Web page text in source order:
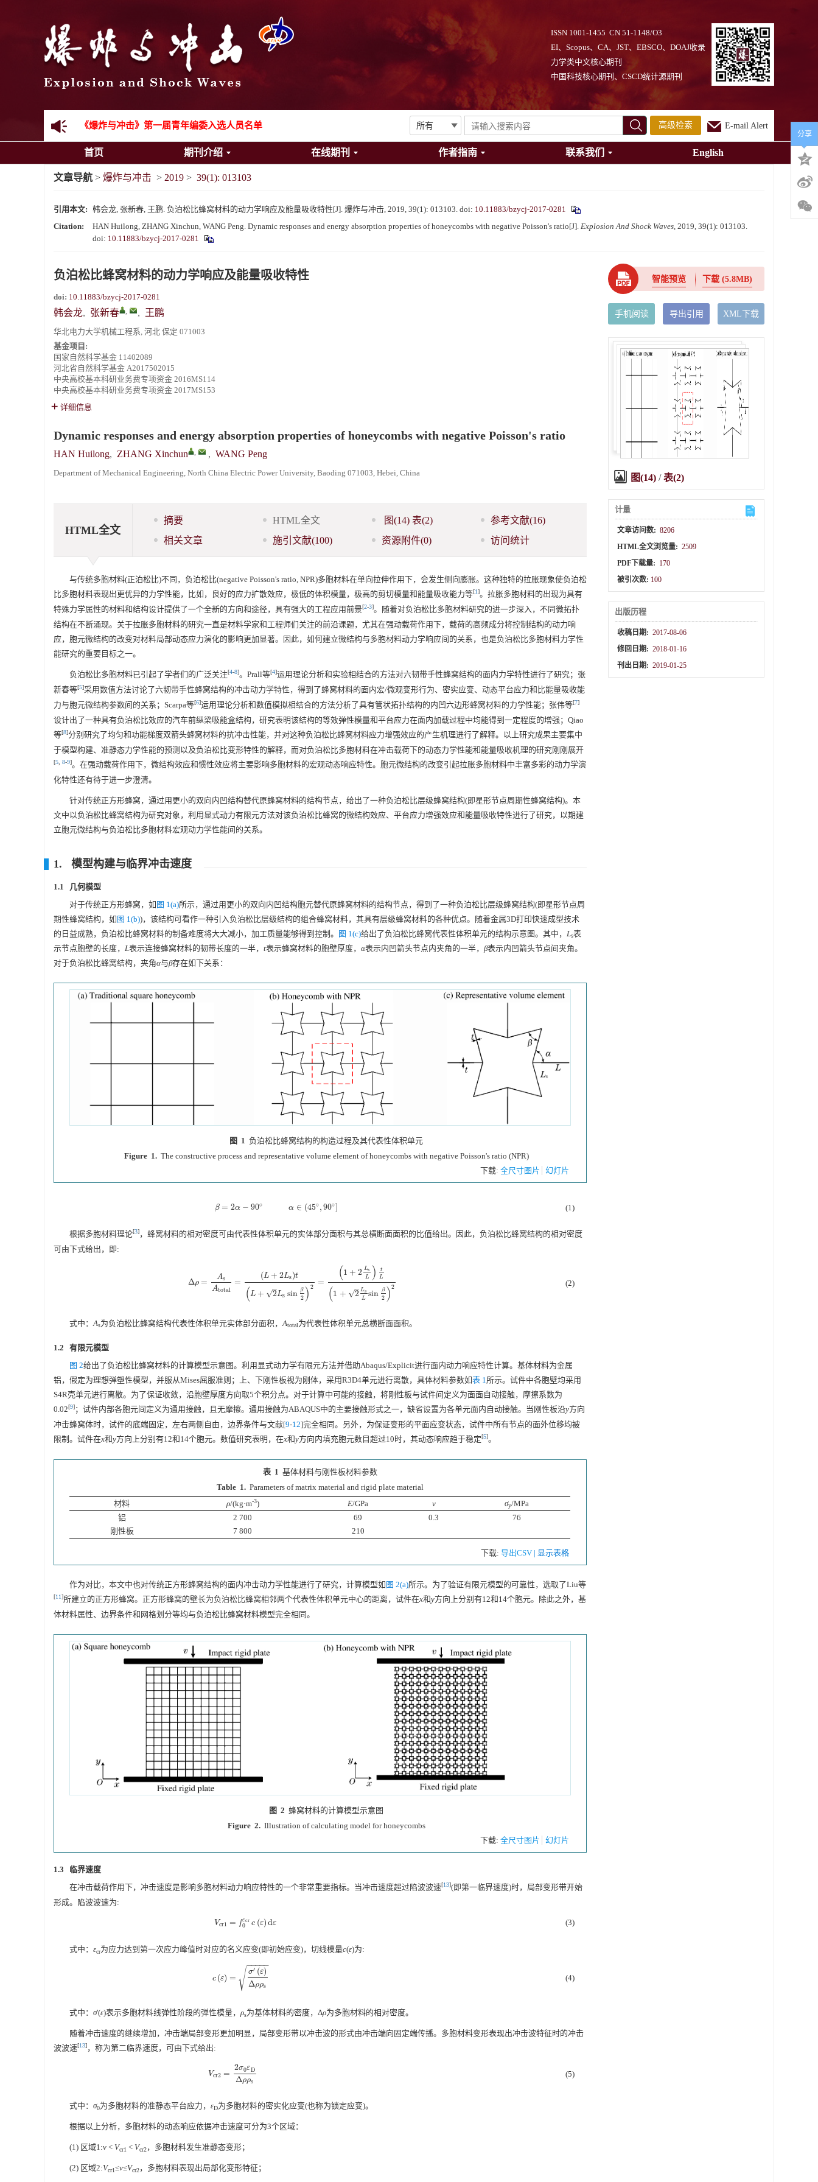
ISSN 1001-1455 CN 51-1148/O3
EI、Scopus、CA、JST、EBSCO、DOAJ收录
力学类中文核心期刊
中国科技核心期刊、CSCD统计源期刊
先进载运装备机械冲击失效与防护专题征稿启事
金属材料动态多尺度断裂专题征稿启事
《爆炸与冲击》第一届青年编委入选人员名单
《爆炸与冲击》向2024年度审稿专家致谢
高级检索 E-mail Alert
首页 期刊介绍 在线期刊 作者指南 联系我们 English
文章导航 > 爆炸与冲击 > 2019 > 39(1): 013103
引用本文: 韩会龙, 张新春, 王鹏. 负泊松比蜂窝材料的动力学响应及能量吸收特性[J]. 爆炸与冲击, 2019, 39(1): 013103. doi: 10.11883/bzycj-2017-0281
Citation:
HAN Huilong, ZHANG Xinchun, WANG Peng. Dynamic responses and energy absorption properties of honeycombs with negative Poisson's ratio[J]. Explosion And Shock Waves, 2019, 39(1): 013103.
doi: 10.11883/bzycj-2017-0281
负泊松比蜂窝材料的动力学响应及能量吸收特性
doi: 10.11883/bzycj-2017-0281
韩会龙, 张新春 , , 王鹏
华北电力大学机械工程系, 河北 保定 071003
基金项目:
国家自然科学基金 11402089
河北省自然科学基金 A2017502015
中央高校基本科研业务费专项资金 2016MS114
中央高校基本科研业务费专项资金 2017MS153
详细信息
Dynamic responses and energy absorption properties of honeycombs with negative Poisson's ratio
HAN Huilong, ZHANG Xinchun , , WANG Peng
Department of Mechanical Engineering, North China Electric Power University, Baoding 071003, Hebei, China
HTML全文
摘要 HTML全文 图(14) 表(2) 参考文献(16)
相关文章
施引文献(100) 资源附件(0) 访问统计
与传统多胞材料(正泊松比)不同，负泊松比(negative Poisson's ratio, NPR)多胞材料在单向拉伸作用下，会发生侧向膨胀。这种独特的拉胀现象使负泊松
比多胞材料表现出更优异的力学性能，比如，良好的应力扩散效应，极低的体积模量，极高的剪切模量和能量吸收能力等[1]。拉胀多胞材料的出现为具有
特殊力学属性的材料和结构设计提供了一个全新的方向和途径，具有强大的工程应用前景[2-3]。随着对负泊松比多胞材料研究的进一步深入，不同微拓扑
结构在不断涌现。关于拉胀多胞材料的研究一直是材料学家和工程师们关注的前沿课题，尤其在强动载荷作用下，载荷的高频成分将控制结构的动力响
应，胞元微结构的改变对材料局部动态应力演化的影响更加显著。因此，如何建立微结构与多胞材料动力学响应间的关系，也是负泊松比多胞材料力学性
能研究的重要目标之一。
负泊松比多胞材料已引起了学者们的广泛关注[4-8]。Prall等[4]运用理论分析和实验相结合的方法对六韧带手性蜂窝结构的面内力学特性进行了研究；张
新春等[5]采用数值方法讨论了六韧带手性蜂窝结构的冲击动力学特性，得到了蜂窝材料的面内宏/微观变形行为、密实应变、动态平台应力和比能量吸收能
力与胞元微结构参数间的关系；Scarpa等[6]运用理论分析和数值模拟相结合的方法分析了具有管状拓扑结构的内凹六边形蜂窝材料的力学性能；张伟等[7]
设计出了一种具有负泊松比效应的汽车前纵梁吸能盒结构，研究表明该结构的等效弹性模量和平台应力在面内加载过程中均能得到一定程度的增强；Qiao
等[8]分别研究了均匀和功能梯度双箭头蜂窝材料的抗冲击性能，并对这种负泊松比蜂窝材料应力增强效应的产生机理进行了解释。以上研究成果主要集中
于模型构建、准静态力学性能的预测以及负泊松比变形特性的解释，而对负泊松比多胞材料在冲击载荷下的动态力学性能和能量吸收机理的研究刚刚展开
[5 8-9]。在强动载荷作用下，微结构效应和惯性效应将主要影响多胞材料的宏观动态响应特性。胞元微结构的改变引起拉胀多胞材料中丰富多彩的动力学演
化特性还有待于进一步澄清。
针对传统正方形蜂窝，通过用更小的双向内凹结构替代原蜂窝材料的结构节点，给出了一种负泊松比层级蜂窝结构(即星形节点周期性蜂窝结构)。本
文中以负泊松比蜂窝结构为研究对象，利用显式动力有限元方法对该负泊松比蜂窝的微结构效应、平台应力增强效应和能量吸收特性进行了研究，以期建
立胞元微结构与负泊松比多胞材料宏观动力学性能间的关系。
1. 模型构建与临界冲击速度
1.1 几何模型
对于传统正方形蜂窝，如 图 1(a)所示，通过用更小的双向内凹结构胞元替代原蜂窝材料的结构节点，得到了一种负泊松比层级蜂窝结构(即星形节点周
期性蜂窝结构，如 图 1(b))，该结构可看作一种引入负泊松比层级结构的组合蜂窝材料，其具有层级蜂窝材料的各种优点。随着金属3D打印快速成型技术
的日益成熟，负泊松比蜂窝材料的制备难度将大大减小，加工质量能够得到控制。
图 1(c)给出了负泊松比蜂窝代表性体积单元的结构示意图。其中， Ls表
示节点胞壁的长度， L表示连接蜂窝材料的韧带长度的一半， t表示蜂窝材料的胞壁厚度， α表示内凹箭头节点内夹角的一半， β表示内凹箭头节点间夹角。
对于负泊松比蜂窝结构，夹角α与β存在如下关系：
图 1 负泊松比蜂窝结构的构造过程及其代表性体积单元
Figure 1. The constructive process and representative volume element of honeycombs with negative Poisson's ratio (NPR)
下载: 全尺寸图片 幻灯片
β = 2α − 90∘ α ∈ (45∘ ,90∘
β =2 α−90 45∘,90∘] (1)
根据多胞材料理论[3]，蜂窝材料的相对密度可由代表性体积单元的实体部分面积与其总横断面面积的比值给出。因此，负泊松比蜂窝结构的相对密度
可由下式给出，即:
Δρ =
As
Atotal
=
(L + 2Ls)t
(L + 2
–
√ Ls sin β
2 ) 2 =
(1 + 2 Ls
L
)
t
L
(1 + 2
–
√ Ls
L sin β
2 )2
Δρ= As Atotal= (L +2Ls)t(L+2Lssinβ2)2= 1+ 2LsL)tL(1+2LsLsinβ2 (2)
式中： As为负泊松比蜂窝结构代表性体积单元实体部分面积， Atotal为代表性体积单元总横断面面积。
1.2 有限元模型
图 2给出了负泊松比蜂窝材料的计算模型示意图。利用显式动力学有限元方法并借助Abaqus/Explicit进行面内动力响应特性计算。基体材料为金属
铝，假定为理想弹塑性模型，并服从Mises屈服准则；上、下刚性板视为刚体，采用R3D4单元进行离散，具体材料参数如表 1 所示。试件中各胞壁均采用
S4R壳单元进行离散。为了保证收敛，沿胞壁厚度方向取5个积分点。对于计算中可能的接触，将刚性板与试件间定义为面面自动接触，摩擦系数为
0.02[9]；试件内部各胞元间定义为通用接触，且无摩擦。通用接触为ABAQUS中的主要接触形式之一，缺省设置为各单元面内自动接触。当刚性板沿y方向
冲击蜂窝体时，试件的底端固定，左右两侧自由，边界条件与文献[9-12]完全相同。另外，为保证变形的平面应变状态，试件中所有节点的面外位移均被
限制。试件在x和y方向上分别有12和14个胞元。数值研究表明，在x和y方向内填充胞元数目超过10时，其动态响应趋于稳定[5]。
表 1 基体材料与刚性板材料参数
Table 1. Parameters of matrix material and rigid plate material
材料
ρ/(kg·m-3) E/GPa ν σy/MPa
铝
2 700 69 0.3
76
刚性板
7 800 210
下载: 导出CSV | 显示表格
作为对比，本文中也对传统正方形蜂窝结构的面内冲击动力学性能进行了研究，计算模型如 图 2(a)所示。为了验证有限元模型的可靠性，选取了Liu等
[11]所建立的正方形蜂窝。正方形蜂窝的壁长为负泊松比蜂窝相邻两个代表性体积单元中心的距离，试件在x和y方向上分别有12和14个胞元。除此之外，基
体材料属性、边界条件和网格划分等均与负泊松比蜂窝材料模型完全相同。
图 2 蜂窝材料的计算模型示意图
Figure 2. Illustration of calculating model for honeycombs
下载: 全尺寸图片 幻灯片
1.3 临界速度
在冲击载荷作用下，冲击速度是影响多胞材料动力响应特性的一个非常重要指标。当冲击速度超过陷波波速[13](即第一临界速度)时，局部变形带开始
形成。陷波波速为:
Vcr1 = ∫εcr
0 c (ε)dε
Vc 1= ∫0εc rc (ε)dε (3)
式中： εcr为应力达到第一次应力峰值时对应的名义应变(即初始应变)，切线模量c(ε)为:
c (ε) =
σ′ (ε)
Δρρs
− −
−−−
√
c(ε =σ ′( ε Δρρs (4)
式中： σ'(ε)表示多胞材料线弹性阶段的弹性模量， ρs为基体材料的密度，Δρ为多胞材料的相对密度。
随着冲击速度的继续增加，冲击端局部变形更加明显，局部变形带以冲击波的形式由冲击端向固定端传播。多胞材料变形表现出冲击波特征时的冲击
波波速[13] ，称为第二临界速度，可由下式给出:
Vcr2 =
2σ0εD
Δρρs
Vcr2 =2 σ0εDΔρ (5)
式中： σ0为多胞材料的准静态平台应力， εD为多胞材料的密实化应变(也称为锁定应变)。
根据以上分析，多胞材料的动态响应依据冲击速度可分为3个区域：
(1) 区域1:v < Vcr1 < Vcr2，多胞材料发生准静态变形；
(2) 区域2:Vcr1≤v≤Vcr2，多胞材料表现出局部化变形特征；
智能预览 下载(5.8MB)
手机阅读 导出引用 XML下载
图(14) /表(2)
计量
文章访问数: 8206
HTML全文浏览量: 2509
PDF下载量: 170
被引次数: 100
出版历程
收稿日期: 2017-08-06
修回日期: 2018-01-16
刊出日期: 2019-01-25
分享